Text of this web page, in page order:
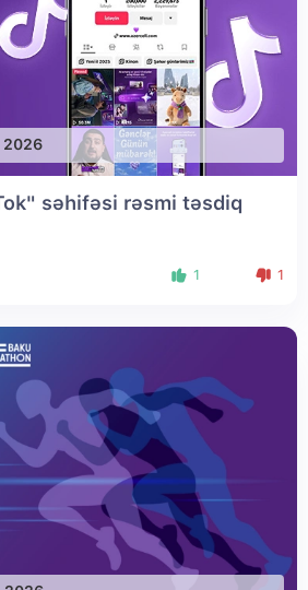
2026
səhifəsi rəsmi təsdiq
1 1